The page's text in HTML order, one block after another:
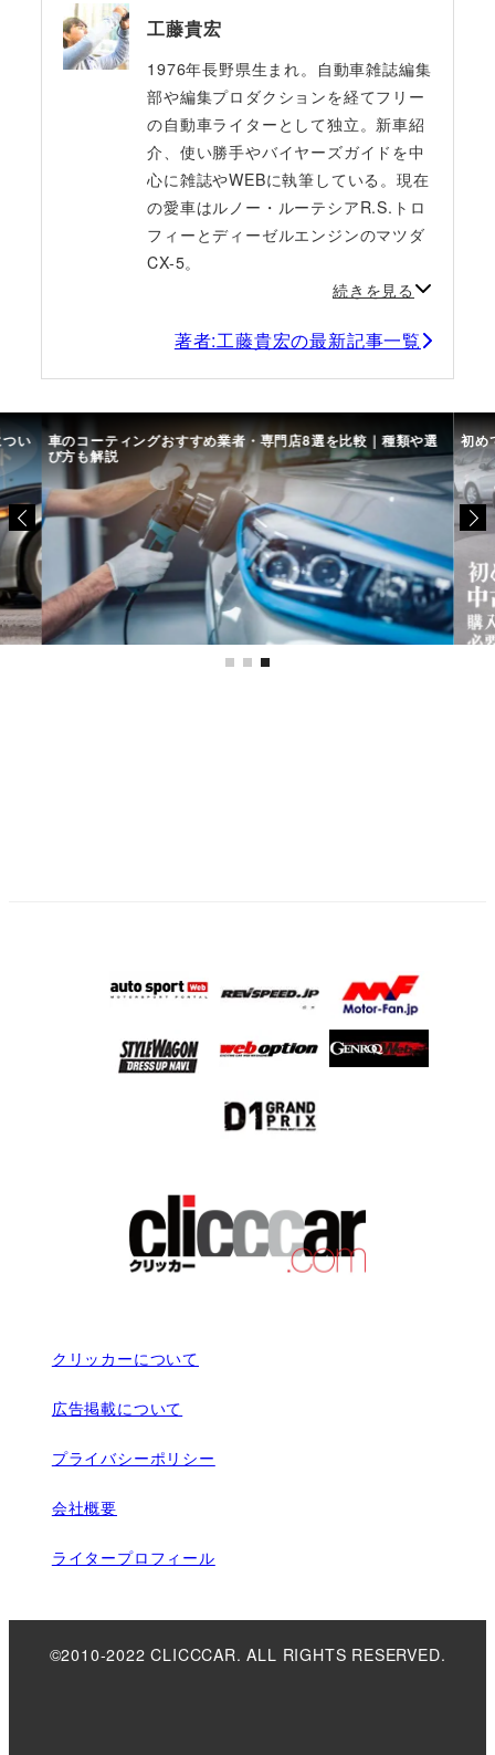
工藤貴宏
1976年長野県生まれ。自動車雑誌編集
部や編集プロダクションを経てフリー
の自動車ライターとして独立。新車紹
介、使い勝手やバイヤーズガイドを中
心に雑誌やWEBに執筆している。現在
の愛車はルノー・ルーテシアR.S.トロ
フィーとディーゼルエンジンのマツダ
CX-5。
続きを見る
著者:工藤貴宏の最新記事一覧
い 車のコーティングおすすめ業者・専門店8選を比較｜種類や選
び方も解説
初め
クリッカーについて
広告掲載について
プライバシーポリシー
会社概要
ライタープロフィール
©2010-2022 CLICCCAR. ALL RIGHTS RESERVED.